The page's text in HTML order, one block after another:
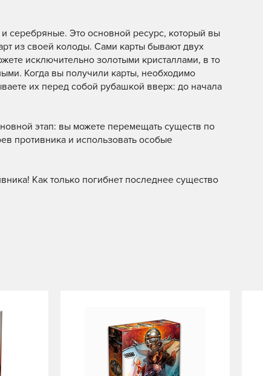
серебряные. Это основной ресурс, который вы
из своей колоды. Сами карты бывают двух
исключительно золотыми кристаллами, в то
Когда вы получили карты, необходимо
их перед собой рубашкой вверх: до начала
этап: вы можете перемещать существ по
противника и использовать особые
Как только погибнет последнее существо